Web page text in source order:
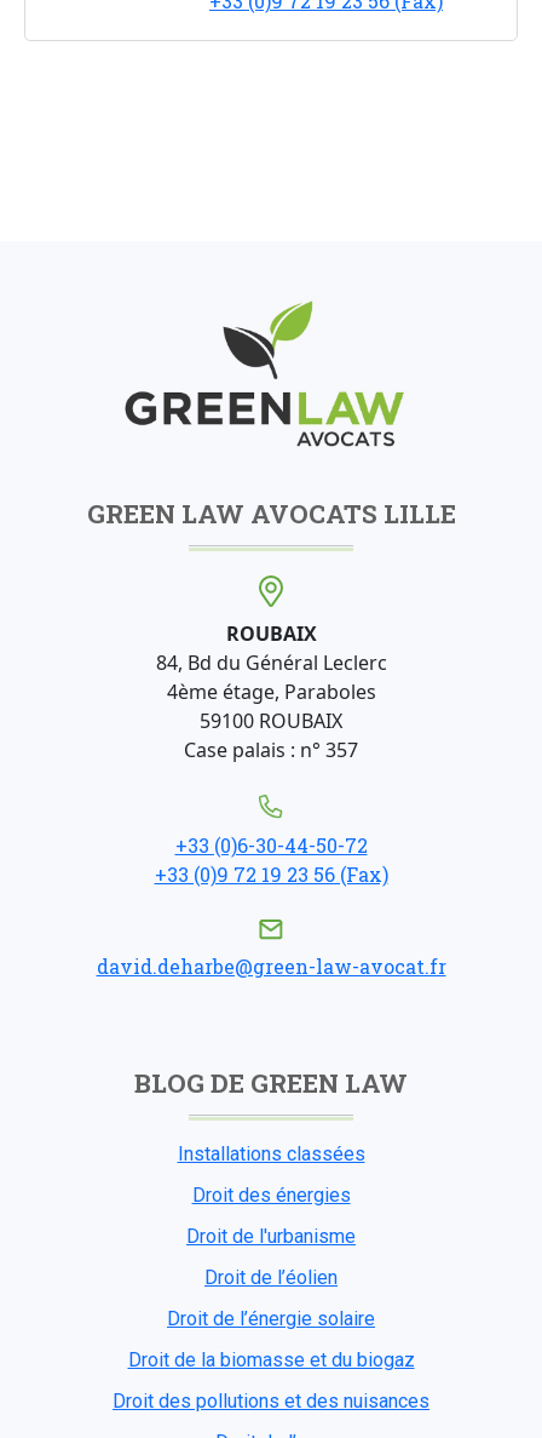
GREEN LAW AVOCATS LILLE
ROUBAIX
84, Bd du Général Leclerc
4ème étage, Paraboles
59100 ROUBAIX
Case palais : n° 357
+33 (0)6-30-44-50-72
+33 (0)9 72 19 23 56 (Fax)
david.deharbe@green-law-avocat.fr
BLOG DE GREEN LAW
Installations classées
Droit des énergies
Droit de l'urbanisme
Droit de l’éolien
Droit de l’énergie solaire
Droit de la biomasse et du biogaz
Droit des pollutions et des nuisances